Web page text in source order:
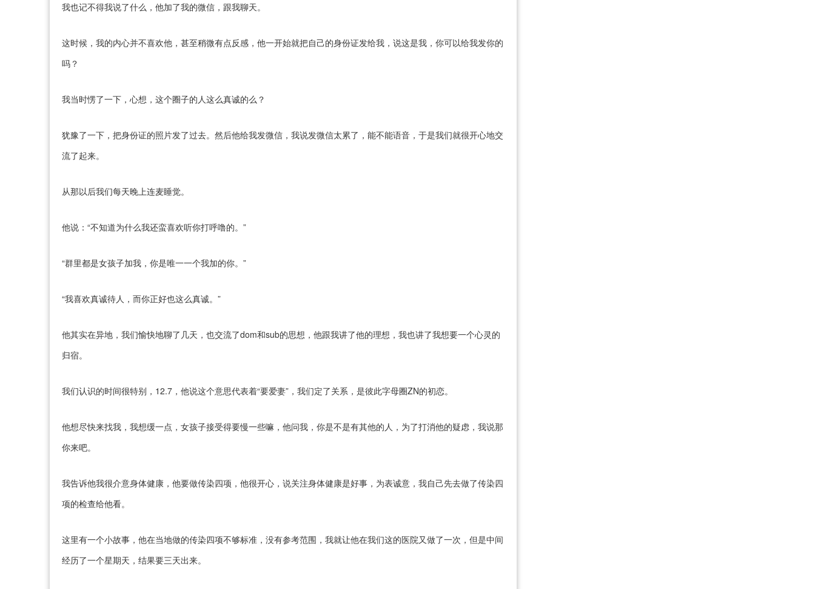
我也记不得我说了什么，他加了我的微信，跟我聊天。
这时候，我的内心并不喜欢他，甚至稍微有点反感，他一开始就把自己的身份证发给我，说这是我，你可以给我发你的
吗？
我当时愣了一下，心想，这个圈子的人这么真诚的么？
犹豫了一下，把身份证的照片发了过去。然后他给我发微信，我说发微信太累了，能不能语音，于是我们就很开心地交
流了起来。
从那以后我们每天晚上连麦睡觉。
他说：“不知道为什么我还蛮喜欢听你打呼噜的。”
“群里都是女孩子加我，你是唯一一个我加的你。”
“我喜欢真诚待人，而你正好也这么真诚。”
他其实在异地，我们愉快地聊了几天，也交流了dom和sub的思想，他跟我讲了他的理想，我也讲了我想要一个心灵的
归宿。
我们认识的时间很特别，12.7，他说这个意思代表着“要爱妻”，我们定了关系，是彼此字母圈ZN的初恋。
他想尽快来找我，我想缓一点，女孩子接受得要慢一些嘛，他问我，你是不是有其他的人，为了打消他的疑虑，我说那
你来吧。
我告诉他我很介意身体健康，他要做传染四项，他很开心，说关注身体健康是好事，为表诚意，我自己先去做了传染四
项的检查给他看。
这里有一个小故事，他在当地做的传染四项不够标准，没有参考范围，我就让他在我们这的医院又做了一次，但是中间
经历了一个星期天，结果要三天出来。